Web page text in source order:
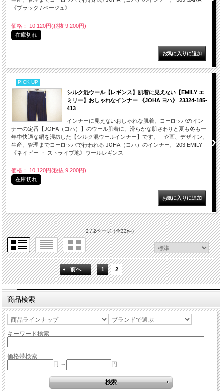
《ブラック / ベージュ》
価格： 10,120円(税抜 9,200円)
在庫切れ
PICK UP
シルク混ウール【レギンス】肌着に見えない【EMILY エ
ミリー】おしゃれなインナー 《JOHA ヨハ》 23324-185-
413
インナーに見えないおしゃれな肌着。ヨーロッパのイン
ナーの定番【JOHA（ヨハ）】のウール肌着に、滑らかな肌さわりと夏も冬も一
年中快適な絹を混紡した【シルク混ウールインナー】です。 企画、デザイン、
生産、管理までヨーロッパで行われる JOHA（ヨハ）のインナー。 203 EMILY
《ネイビー ・ ストライプ地》ウールレギンス
価格： 10,120円(税抜 9,200円)
在庫切れ
2 / 2ページ（全33件）
前へ 1 2
商品検索
キーワード検索
価格帯検索
円 ～
円